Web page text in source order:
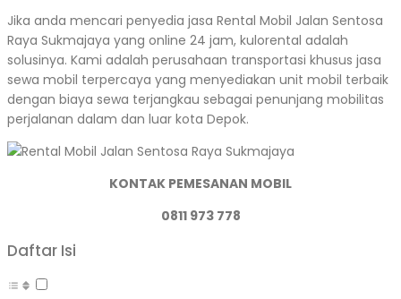
Jika anda mencari penyedia jasa Rental Mobil Jalan Sentosa
Raya Sukmajaya yang online 24 jam, kulorental adalah
solusinya. Kami adalah perusahaan transportasi khusus jasa
sewa mobil terpercaya yang menyediakan unit mobil terbaik
dengan biaya sewa terjangkau sebagai penunjang mobilitas
perjalanan dalam dan luar kota Depok.
KONTAK PEMESANAN MOBIL
0811 973 778
Daftar Isi